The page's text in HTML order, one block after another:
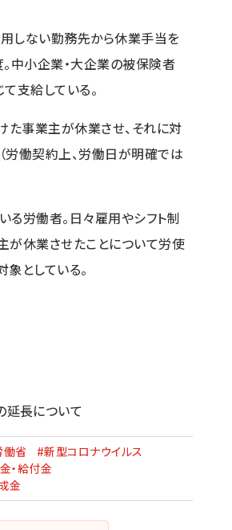
しない勤務先から休業手当を
中小企業・大企業の被保険者
支給している。
た事業主が休業させ、それに対
労働契約上、労働日が明確では
る労働者。日々雇用やシフト制
が休業させたことについて労使
としている。
延長について
働省
#新型コロナウイルス
・給付金
金